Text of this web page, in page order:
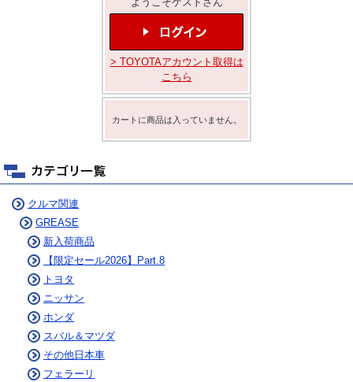
> TOYOTAアカウント取得は
こちら
カートに商品は入っていません。
クルマ関連
GREASE
新入荷商品
【限定セール2026】Part.8
トヨタ
ニッサン
ホンダ
スバル＆マツダ
その他日本車
フェラーリ